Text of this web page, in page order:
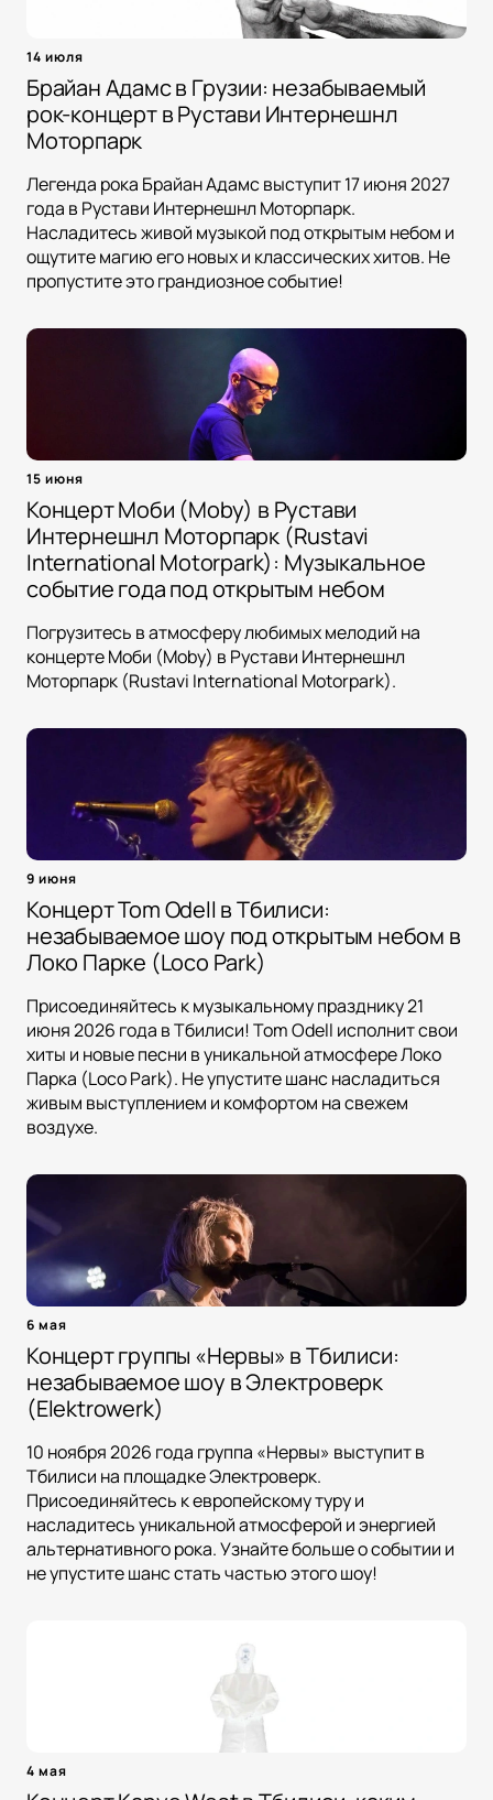
14 июля
Брайан Адамс в Грузии: незабываемый
рок-концерт в Рустави Интернешнл
Моторпарк
Легенда рока Брайан Адамс выступит 17 июня 2027
года в Рустави Интернешнл Моторпарк.
Насладитесь живой музыкой под открытым небом и
ощутите магию его новых и классических хитов. Не
пропустите это грандиозное событие!
15 июня
Концерт Моби (Moby) в Рустави
Интернешнл Моторпарк (Rustavi
International Motorpark): Музыкальное
событие года под открытым небом
Погрузитесь в атмосферу любимых мелодий на
концерте Моби (Moby) в Рустави Интернешнл
Моторпарк (Rustavi International Motorpark).
9 июня
Концерт Tom Odell в Тбилиси:
незабываемое шоу под открытым небом в
Локо Парке (Loco Park)
Присоединяйтесь к музыкальному празднику 21
июня 2026 года в Тбилиси! Tom Odell исполнит свои
хиты и новые песни в уникальной атмосфере Локо
Парка (Loco Park). Не упустите шанс насладиться
живым выступлением и комфортом на свежем
воздухе.
6 мая
Концерт группы «Нервы» в Тбилиси:
незабываемое шоу в Электроверк
(Elektrowerk)
10 ноября 2026 года группа «Нервы» выступит в
Тбилиси на площадке Электроверк.
Присоединяйтесь к европейскому туру и
насладитесь уникальной атмосферой и энергией
альтернативного рока. Узнайте больше о событии и
не упустите шанс стать частью этого шоу!
4 мая